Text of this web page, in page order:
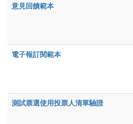
意見回饋範本
電子報訂閱範本
測試票選使用投票人清單驗證